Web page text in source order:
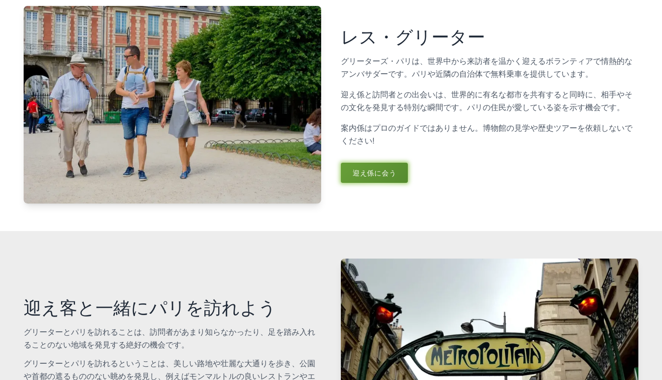
レス・グリーター
グリーターズ・パリは、世界中から来訪者を温かく迎えるボランティアで情熱的な
アンバサダーです。パリや近隣の自治体で無料乗車を提供しています。
迎え係と訪問者との出会いは、世界的に有名な都市を共有すると同時に、相手やそ
の文化を発見する特別な瞬間です。パリの住民が愛している姿を示す機会です。
案内係はプロのガイドではありません。博物館の見学や歴史ツアーを依頼しないで
ください!
迎え係に会う
迎え客と一緒にパリを訪れよう
グリーターとパリを訪れることは、訪問者があまり知らなかったり、足を踏み入れ
ることのない地域を発見する絶好の機会です。
グリーターとパリを訪れるということは、美しい路地や壮麗な大通りを歩き、公園
や首都の遮るもののない眺めを発見し、例えばモンマルトルの良いレストランやエ